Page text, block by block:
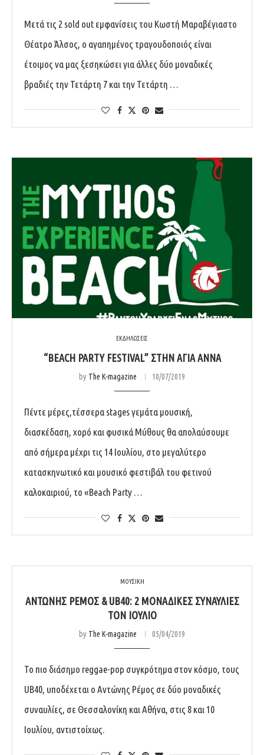
Μετά τις 2 sold out εμφανίσεις του Κωστή Μαραβέγιαστο
Θέατρο Άλσος, ο αγαπημένος τραγουδοποιός είναι
έτοιμος να μας ξεσηκώσει για άλλες δύο μοναδικές
βραδιές την Τετάρτη 7 και την Τετάρτη …
ΕΚΔΗΛΩΣΕΙΣ
“BEACH PARTY FESTIVAL” ΣΤΗΝ ΑΓΊΑ ΆΝΝΑ
by The K-magazine 10/07/2019
Πέντε μέρες,τέσσερα stages γεμάτα μουσική,
διασκέδαση, χορό και φυσικά Μύθους θα απολαύσουμε
από σήμερα μέχρι τις 14 Ιουλίου, στο μεγαλύτερο
κατασκηνωτικό και μουσικό φεστιβάλ του φετινού
καλοκαιριού, το «Beach Party …
ΜΟΥΣΙΚΗ
ΑΝΤΏΝΗΣ ΡΈΜΟΣ & UB40: 2 ΜΟΝΑΔΙΚΈΣ ΣΥΝΑΥΛΊΕΣ
ΤΟΝ ΙΟΎΛΙΟ
by The K-magazine 05/04/2019
Το πιο διάσημο reggae-pop συγκρότημα στον κόσμο, τους
UB40, υποδέχεται ο Αντώνης Ρέμος σε δύο μοναδικές
συναυλίες, σε Θεσσαλονίκη και Αθήνα, στις 8 και 10
Ιουλίου, αντιστοίχως.